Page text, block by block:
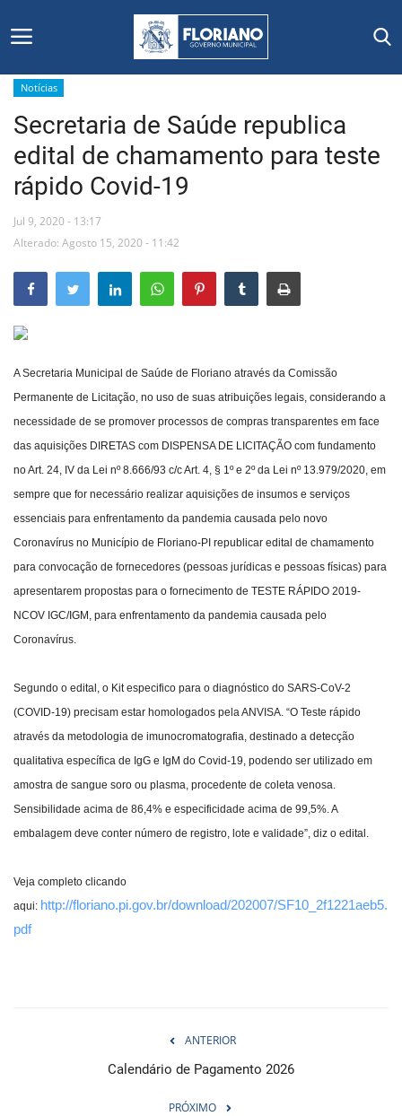
Início
Editais
Floriano
Mural de Licitações
Vídeos
Webmail
Contato
Notícias
Secretaria de Saúde republica
edital de chamamento para teste
rápido Covid-19
Jul 9, 2020 - 13:17
Alterado: Agosto 15, 2020 - 11:42
A Secretaria Municipal de Saúde de Floriano através da Comissão
Permanente de Licitação, no uso de suas atribuições legais, considerando a
necessidade de se promover processos de compras transparentes em face
das aquisições DIRETAS com DISPENSA DE LICITAÇÃO com fundamento
no Art. 24, IV da Lei nº 8.666/93 c/c Art. 4, § 1º e 2º da Lei nº 13.979/2020, em
sempre que for necessário realizar aquisições de insumos e serviços
essenciais para enfrentamento da pandemia causada pelo novo
Coronavírus no Município de Floriano-PI republicar edital de chamamento
para convocação de fornecedores (pessoas jurídicas e pessoas físicas) para
apresentarem propostas para o fornecimento de TESTE RÁPIDO 2019-
NCOV IGC/IGM, para enfrentamento da pandemia causada pelo
Coronavírus.
Segundo o edital, o Kit especifico para o diagnóstico do SARS-CoV-2
(COVID-19) precisam estar homologados pela ANVISA. “O Teste rápido
através da metodologia de imunocromatografia, destinado a detecção
qualitativa específica de IgG e IgM do Covid-19, podendo ser utilizado em
amostra de sangue soro ou plasma, procedente de coleta venosa.
Sensibilidade acima de 86,4% e especificidade acima de 99,5%. A
embalagem deve conter número de registro, lote e validade”, diz o edital.
Veja completo clicando
aqui: http://floriano.pi.gov.br/download/202007/SF10_2f1221aeb5.
pdf
ANTERIOR
Calendário de Pagamento 2026
PRÓXIMO